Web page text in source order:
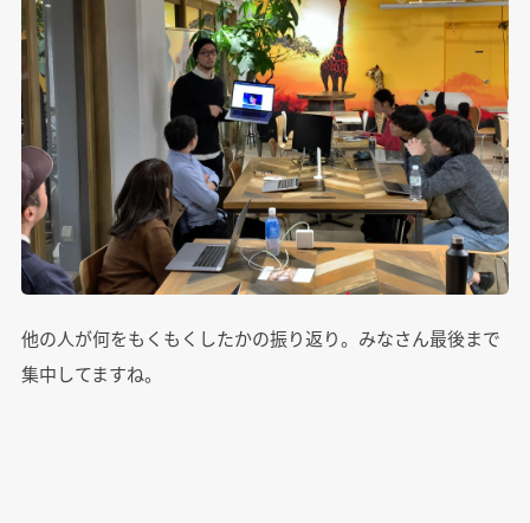
他の人が何をもくもくしたかの振り返り。みなさん最後まで
集中してますね。